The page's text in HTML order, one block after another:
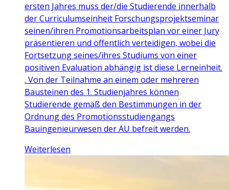
ersten Jahres muss der/die Studierende innerhalb
der Curriculumseinheit Forschungsprojektseminar
seinen/ihren Promotionsarbeitsplan vor einer Jury
präsentieren und öffentlich verteidigen, wobei die
Fortsetzung seines/ihres Studiums von einer
positiven Evaluation abhängig ist diese Lerneinheit.
. Von der Teilnahme an einem oder mehreren
Bausteinen des 1. Studienjahres können
Studierende gemäß den Bestimmungen in der
Ordnung des Promotionsstudiengangs
Bauingenieurwesen der AU befreit werden.
Weiterlesen